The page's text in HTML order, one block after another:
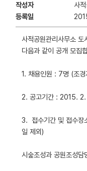
작성자
사
등록일
사적공원관리사무소 도
다음과 같이 공개 모집
1. 채용인원 : 7명 (조
2. 공고기간 : 2015.
3. 접수기간 및 접수
일 제외)
경주시 용
시숲조성과 공원조성담